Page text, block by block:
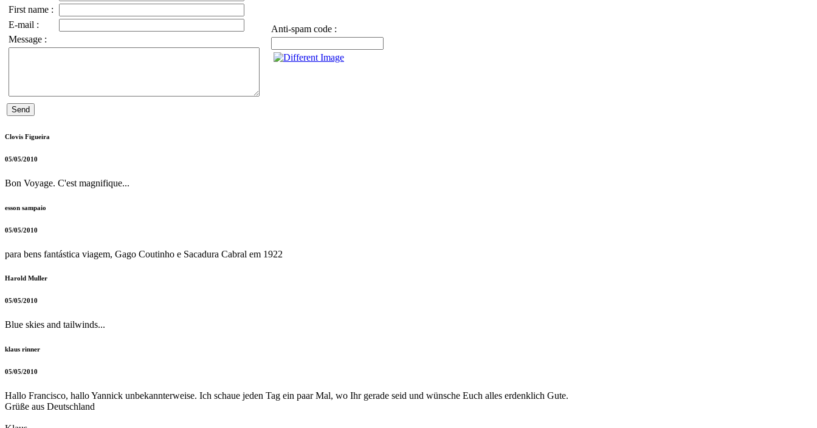
First name :
E-mail :
Message :
Anti-spam code :
Clovis Figueira
05/05/2010
Bon Voyage. C'est magnifique...
esson sampaio
05/05/2010
para bens fantástica viagem, Gago Coutinho e Sacadura Cabral em 1922
Harold Muller
05/05/2010
Blue skies and tailwinds...
klaus rinner
05/05/2010
Hallo Francisco, hallo Yannick unbekannterweise. Ich schaue jeden Tag ein paar Mal, wo Ihr gerade seid und wünsche Euch alles erdenklich Gute.
Grüße aus Deutschland